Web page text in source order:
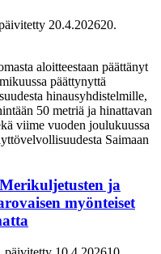
20.4.202620.
aloitteestaan päättänyt
päättynyttä
hinausyhdistelmille,
50 metriä ja hinattavan
viime vuoden joulukuussa
Saimaan
ja
myönteiset